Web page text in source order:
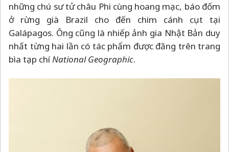
những chú sư tử châu Phi cùng hoang mạc, báo đốm
ở rừng già Brazil cho đến chim cánh cụt tại
Galápagos. Ông cũng là nhiếp ảnh gia Nhật Bản duy
nhất từng hai lần có tác phẩm được đăng trên trang
bìa tạp chíNational Geographic.